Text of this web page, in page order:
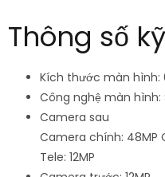
Thông số
Kích thước màn hình:
Công nghệ màn hình:
Camera sau
Camera chính: 48MP
Tele: 12MP